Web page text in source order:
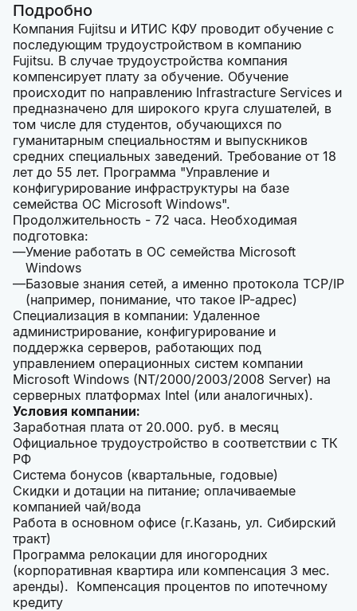
Подробно
Компания Fujitsu и ИТИС КФУ проводит обучение c
последующим трудоустройством в компанию
Fujitsu. В случае трудоустройства компания
компенсирует плату за обучение. Обучение
происходит по направлению Infrastracture Services и
предназначено для широкого круга слушателей, в
том числе для студентов, обучающихся по
гуманитарным специальностям и выпускников
средних специальных заведений. Требование от 18
лет до 55 лет. Программа "Управление и
конфигурирование инфраструктуры на базе
семейства ОС Microsoft Windows".
Продолжительность - 72 часа. Необходимая
подготовка:
Умение работать в ОС семейства Microsoft
Windows
Базовые знания сетей, а именно протокола TCP/IP
(например, понимание, что такое IP-адрес)
Специализация в компании: Удаленное
администрирование, конфигурирование и
поддержка серверов, работающих под
управлением операционных систем компании
Microsoft Windows (NT/2000/2003/2008 Server) на
серверных платформах Intel (или аналогичных).
Условия компании:
Заработная плата от 20.000. руб. в месяц
Официальное трудоустройство в соответствии с ТК
РФ
Система бонусов (квартальные, годовые)
Скидки и дотации на питание; оплачиваемые
компанией чай/вода
Работа в основном офисе (г.Казань, ул. Сибирский
тракт)
Программа релокации для иногородних
(корпоративная квартира или компенсация 3 мес.
аренды). Компенсация процентов по ипотечному
кредиту